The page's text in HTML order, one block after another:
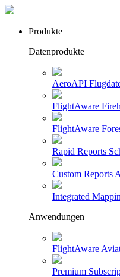
Produkte
Datenprodukte
AeroAPI
FlightAware
FlightAware
Rapid Reports
Custom Reports
Integrated
Anwendungen
FlightAware
Premium